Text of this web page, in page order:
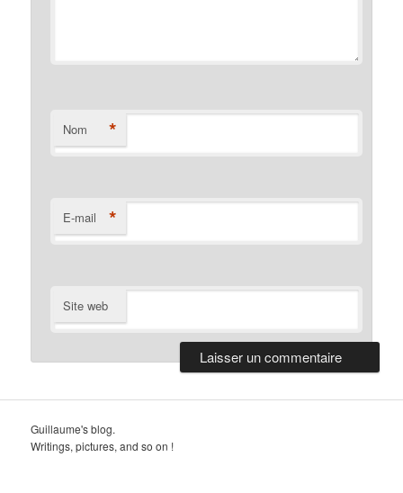
Nom *
E-mail *
Site web
Guillaume's blog.
Writings, pictures, and so on !